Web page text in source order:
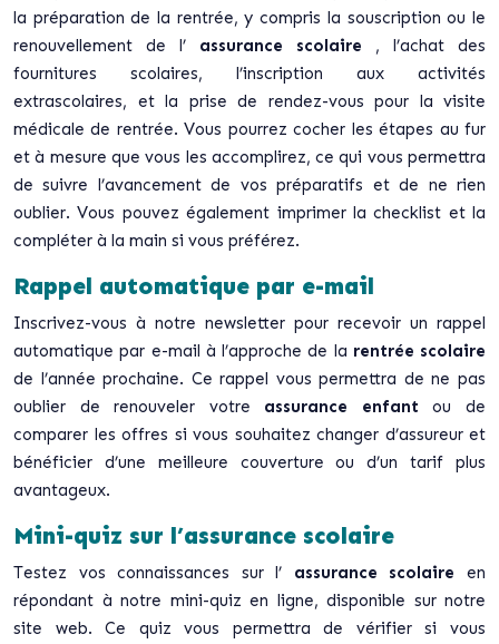
la préparation de la rentrée, y compris la souscription ou le
renouvellement de l’ assurance scolaire , l’achat des
fournitures scolaires, l’inscription aux activités
extrascolaires, et la prise de rendez-vous pour la visite
médicale de rentrée. Vous pourrez cocher les étapes au fur
et à mesure que vous les accomplirez, ce qui vous permettra
de suivre l’avancement de vos préparatifs et de ne rien
oublier. Vous pouvez également imprimer la checklist et la
compléter à la main si vous préférez.
Rappel automatique par e-mail
Inscrivez-vous à notre newsletter pour recevoir un rappel
automatique par e-mail à l’approche de la rentrée scolaire
de l’année prochaine. Ce rappel vous permettra de ne pas
oublier de renouveler votre assurance enfantou de
comparer les offres si vous souhaitez changer d’assureur et
bénéficier d’une meilleure couverture ou d’un tarif plus
avantageux.
Mini-quiz sur l’assurance scolaire
Testez vos connaissances sur l’ assurance scolaireen
répondant à notre mini-quiz en ligne, disponible sur notre
site web. Ce quiz vous permettra de vérifier si vous